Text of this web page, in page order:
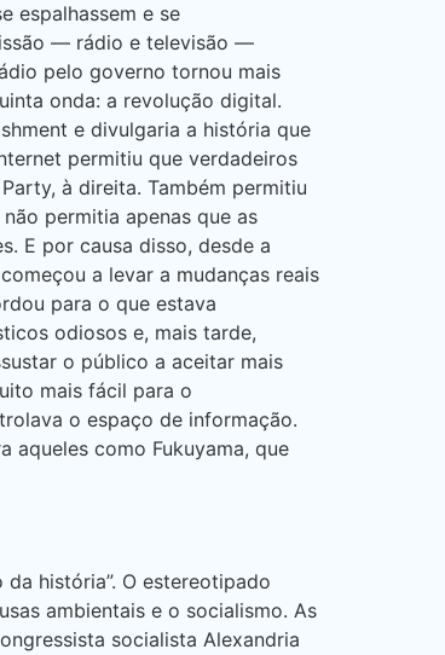
espalhassem e se
— rádio e televisão —
pelo governo tornou mais
onda: a revolução digital.
e divulgaria a história que
permitiu que verdadeiros
à direita. Também permitiu
permitia apenas que as
E por causa disso, desde a
a levar a mudanças reais
para o que estava
odiosos e, mais tarde,
o público a aceitar mais
mais fácil para o
o espaço de informação.
aqueles como Fukuyama, que
história”. O estereotipado
ambientais e o socialismo. As
socialista Alexandria